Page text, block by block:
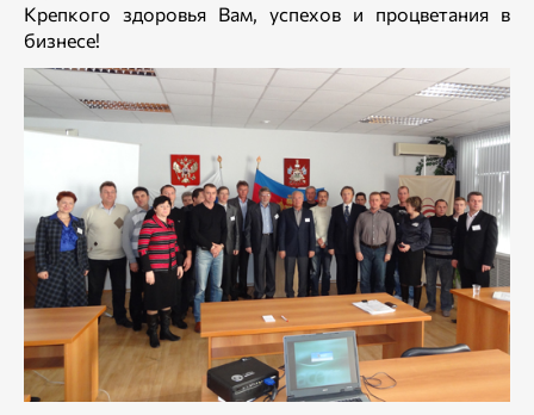
Крепкого здоровья Вам, успехов и процветания в
бизнесе!